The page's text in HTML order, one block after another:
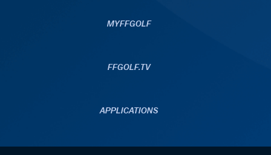
MYFFGOLF
FFGOLF.TV
APPLICATIONS